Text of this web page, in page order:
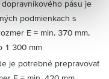
pásu je
podmienkach s
E = min. 370 mm,
1 300 mm
je potrebné prepravovať